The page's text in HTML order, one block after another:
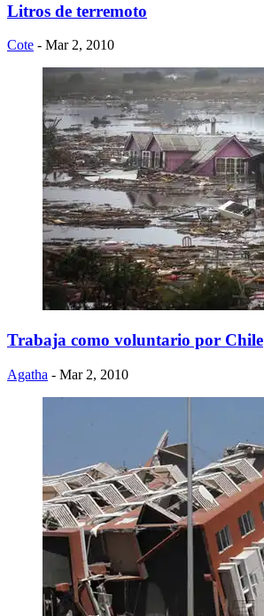
Litros de terremoto
Cote - Mar 2, 2010
Trabaja como voluntario por Chile
Agatha - Mar 2, 2010